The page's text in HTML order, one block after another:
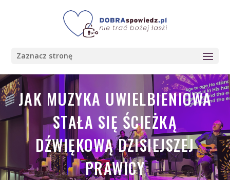
Zaznacz stronę
JAK MUZYKA UWIELBIENIOWA
STAŁA SIĘ ŚCIEŻKĄ
DŹWIĘKOWĄ DZISIEJSZEJ
PRAWICY